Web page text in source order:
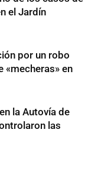
el Jardín
por un robo
«mecheras» en
la Autovía de
las